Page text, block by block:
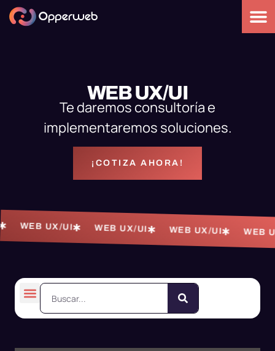
WEB UX/UI
Te daremos consultoría e
implementaremos soluciones.
¡COTIZA AHORA!
WEB UX/UI WEB UX/UI WEB UX/UI WEB UX/